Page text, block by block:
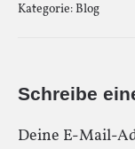
Kategorie:Blog
Schreibe
Deine E-Mail-